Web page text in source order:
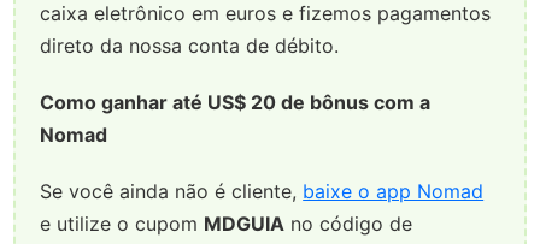
caixa eletrônico em euros e fizemos pagamentos
direto da nossa conta de débito.
Como ganhar até US$ 20 de bônus com a
Nomad
Se você ainda não é cliente, baixe o app Nomad
e utilize o cupom MDGUIA no código de